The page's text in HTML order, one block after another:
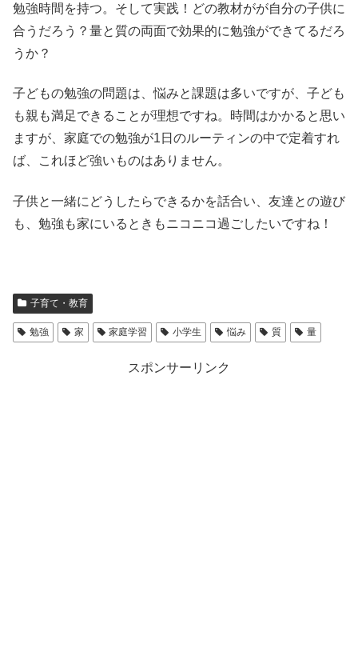
勉強時間を持つ。そして実践！どの教材がが自分の子供に
合うだろう？量と質の両面で効果的に勉強ができてるだろ
うか？
子どもの勉強の問題は、悩みと課題は多いですが、子ども
も親も満足できることが理想ですね。時間はかかると思い
ますが、家庭での勉強が1日のルーティンの中で定着すれ
ば、これほど強いものはありません。
子供と一緒にどうしたらできるかを話合い、友達との遊び
も、勉強も家にいるときもニコニコ過ごしたいですね！
子育て・教育
勉強 家 家庭学習 小学生 悩み 質 量
スポンサーリンク